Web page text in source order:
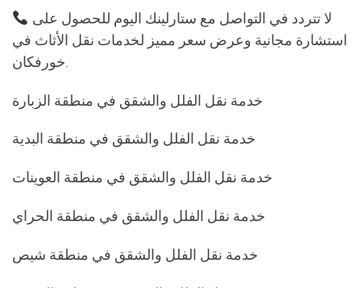
استشارة مجانية وعرض سعر مميز لخدمات نقل الأثاث في
خورفكان.
خدمة نقل الفلل والشقق في منطقة الزبارة
خدمة نقل الفلل والشقق في منطقة البدية
خدمة نقل الفلل والشقق في منطقة العوينات
خدمة نقل الفلل والشقق في منطقة الحراي
خدمة نقل الفلل والشقق في منطقة شيص